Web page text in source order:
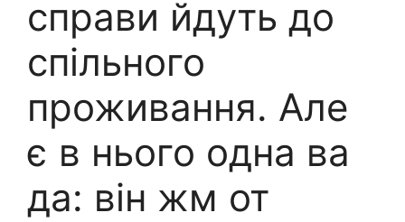
справи йдуть до
спільного
проживання. Але
є в нього одна ва
да: він жм от